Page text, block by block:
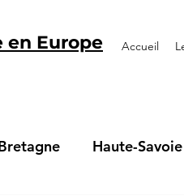
en Europe Accueil
Haute-Savoie